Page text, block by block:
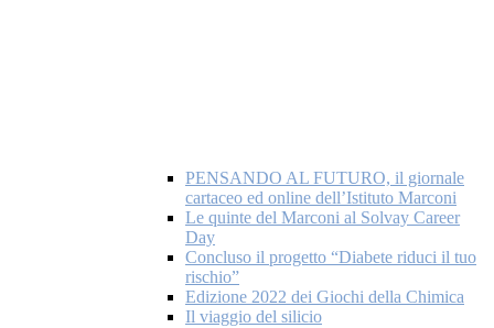
PENSANDO AL FUTURO, il giornale
cartaceo ed online dell’Istituto Marconi
Le quinte del Marconi al Solvay Career
Day
Concluso il progetto “Diabete riduci il tuo
rischio”
Edizione 2022 dei Giochi della Chimica
Il viaggio del silicio